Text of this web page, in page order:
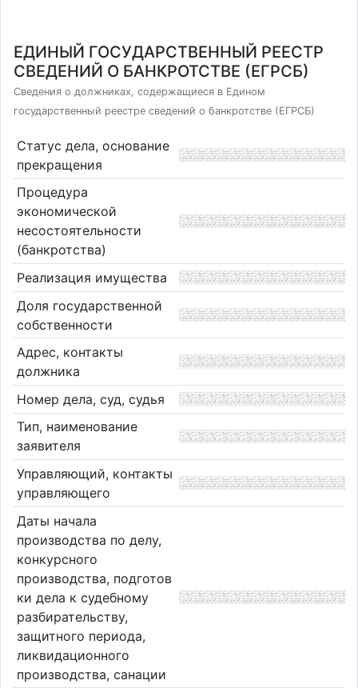
ЕДИНЫЙ ГОСУДАРСТВЕННЫЙ РЕЕСТР
СВЕДЕНИЙ О БАНКРОТСТВЕ (ЕГРСБ)
Сведения о должниках, содержащиеся в Едином
государственный реестре сведений о банкротстве (ЕГРСБ)
Статус дела, основание
прекращения
Процедура
экономической
несостоятельности
(банкротства)
Реализация имущества
Доля государственной
собственности
Адрес, контакты
должника
Номер дела, суд, судья
Тип, наименование
заявителя
Управляющий, контакты
управляющего
Даты начала
производства по делу,
конкурсного
производства, подготов
ки дела к судебному
разбирательству,
защитного периода,
ликвидационного
производства, санации